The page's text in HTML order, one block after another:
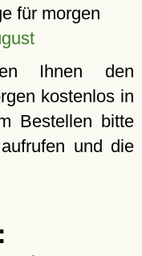
für morgen
Ihnen den
kostenlos in
Bestellen bitte
aufrufen und die